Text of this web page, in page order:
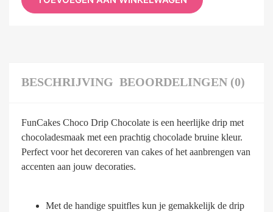
BESCHRIJVING BEOORDELINGEN (0)
FunCakes Choco Drip Chocolate is een heerlijke drip met
chocoladesmaak met een prachtig chocolade bruine kleur.
Perfect voor het decoreren van cakes of het aanbrengen van
accenten aan jouw decoraties.
Met de handige spuitfles kun je gemakkelijk de drip